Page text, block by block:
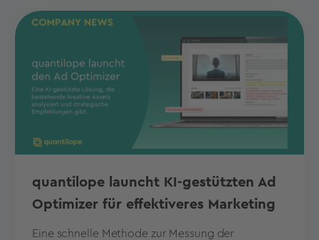
quantilope launcht KI-gestützten Ad
Optimizer für effektiveres Marketing
Eine schnelle Methode zur Messung der